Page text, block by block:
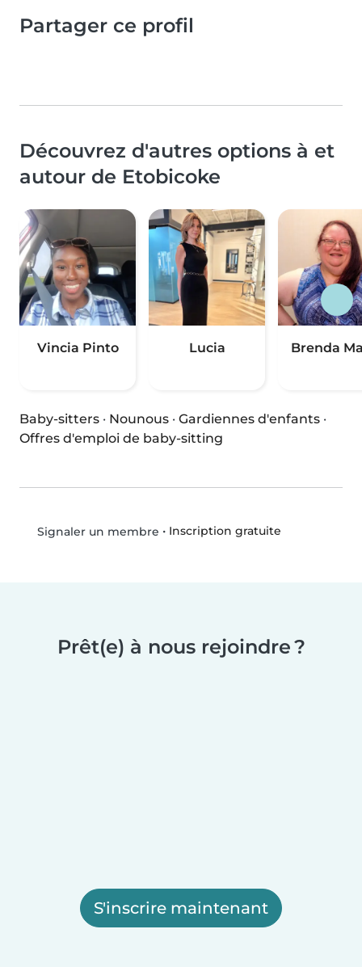
Partager ce profil
Découvrez d'autres options à et
autour de Etobicoke
Vincia Pinto Lucia Brenda
Baby-sitters · Nounous · Gardiennes d'enfants ·
Offres d'emploi de baby-sitting
Signaler un membre • Inscription gratuite
Prêt(e) à nous rejoindre ?
S'inscrire maintenant